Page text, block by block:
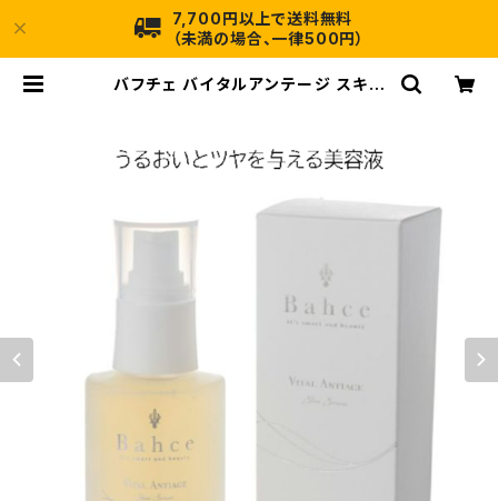
7,700円以上で送料無料
（未満の場合、一律500円）
バフチェ バイタルアンテージ スキン